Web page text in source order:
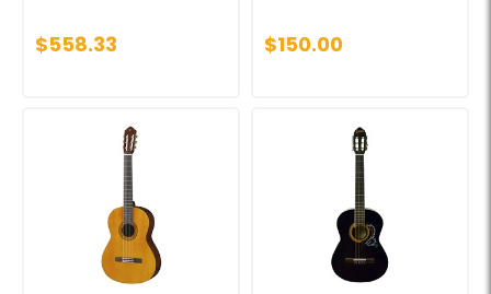
$558.33 $150.00